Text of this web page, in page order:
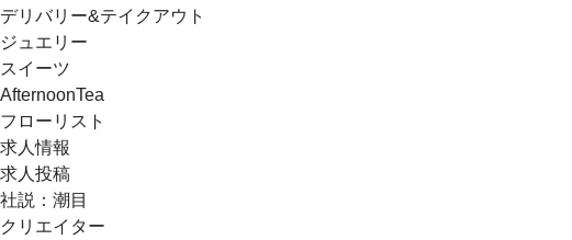
デリバリー&テイクアウト
ジュエリー
スイーツ
AfternoonTea
フローリスト
求人情報
求人投稿
社説：潮目
クリエイター